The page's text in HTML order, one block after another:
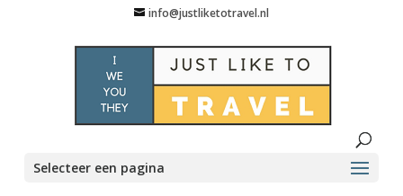
info@justliketotravel.nl
Selecteer een pagina